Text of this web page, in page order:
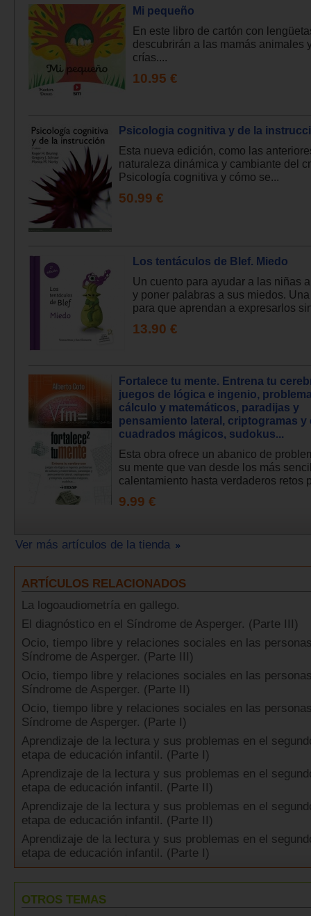
Mi pequeño
En este libro de cartón con
descubrirán a las mamás animales
crías....
10.95 €
Psicologia cognitiva y de la
Esta nueva edición, como las
naturaleza dinámica y cambiante del
Psicología cognitiva y cómo se...
50.99 €
Los tentáculos de Blef. Miedo
Un cuento para ayudar a las niñas
y poner palabras a sus miedos.
para que aprendan a expresarlos
13.90 €
Fortalece tu mente. Entrena tu
juegos de lógica e ingenio,
cálculo y matemáticos, paradijas y
pensamiento lateral, criptogramas y
cuadrados mágicos, sudokus...
Esta obra ofrece un abanico de
su mente que van desde los más
calentamiento hasta verdaderos retos
9.99 €
Ver más artículos de la tienda
ARTÍCULOS RELACIONADOS
La logoaudiometría en gallego.
El diagnóstico en el Síndrome de Asperger. (Parte III)
Ocio, tiempo libre y relaciones sociales en las
Síndrome de Asperger. (Parte III)
Ocio, tiempo libre y relaciones sociales en las
Síndrome de Asperger. (Parte II)
Ocio, tiempo libre y relaciones sociales en las
Síndrome de Asperger. (Parte I)
Aprendizaje de la lectura y sus problemas en el
etapa de educación infantil. (Parte I)
Aprendizaje de la lectura y sus problemas en el
etapa de educación infantil. (Parte II)
Aprendizaje de la lectura y sus problemas en el
etapa de educación infantil. (Parte II)
Aprendizaje de la lectura y sus problemas en el
etapa de educación infantil. (Parte I)
OTROS TEMAS